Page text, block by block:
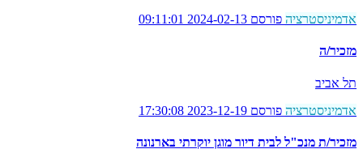
אדמיניסטרציה פורסם 2024-02-13 09:11:01
מזכיר/ה
תל אביב
אדמיניסטרציה פורסם 2023-12-19 17:30:08
מזכיר/ת מנכ"ל לבית דיור מוגן יוקרתי בארנונה